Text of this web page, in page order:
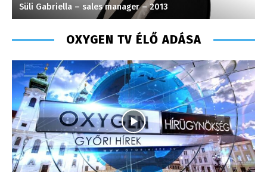
Süli Gabriella – sales manager – 2013
OXYGEN TV ÉLŐ ADÁSA